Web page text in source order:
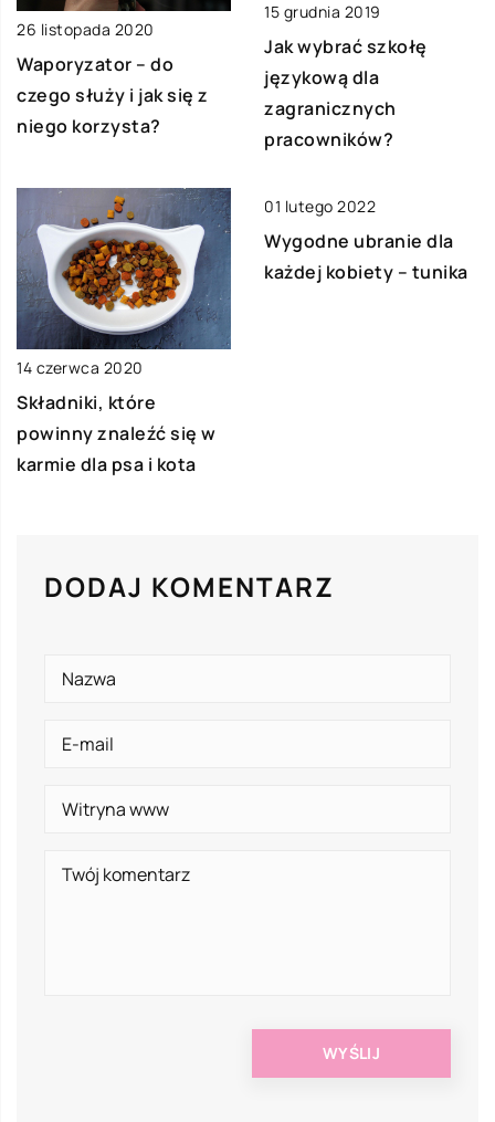
26 listopada 2020
Waporyzator – do
czego służy i jak się z
niego korzysta?
15 grudnia 2019
Jak wybrać szkołę
językową dla
zagranicznych
pracowników?
14 czerwca 2020
Składniki, które
powinny znaleźć się w
karmie dla psa i kota
01 lutego 2022
Wygodne ubranie dla
każdej kobiety – tunika
DODAJ KOMENTARZ